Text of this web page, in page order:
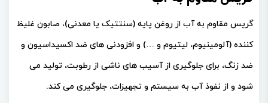
گریس مقاوم به آب از روغن پایه (سنتتیک یا معدنی)، صابون غلیظ
کننده (آلومینیوم، لیتیوم و …) و افزودنی های ضد اکسیداسیون و
ضد زنگ، برای جلوگیری از آسیب های ناشی از رطوبت، تولید می
شود و از نفوذ آب به سیستم و تجهیزات، جلوگیری می کند.